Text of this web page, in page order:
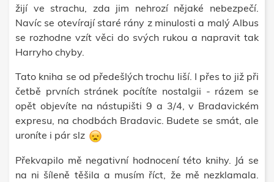
žijí ve strachu, zda jim nehrozí nějaké nebezpečí.
Navíc se otevírají staré rány z minulosti a malý Albus
se rozhodne vzít věci do svých rukou a napravit tak
Harryho chyby.
Tato kniha se od předešlých trochu liší. I přes to již při
četbě prvních stránek pocítíte nostalgii - rázem se
opět objevíte na nástupišti 9 a 3/4, v Bradavickém
expresu, na chodbách Bradavic. Budete se smát, ale
uroníte i pár slz
Překvapilo mě negativní hodnocení této knihy. Já se
na ni šíleně těšila a musím říct, že mě nezklamala.